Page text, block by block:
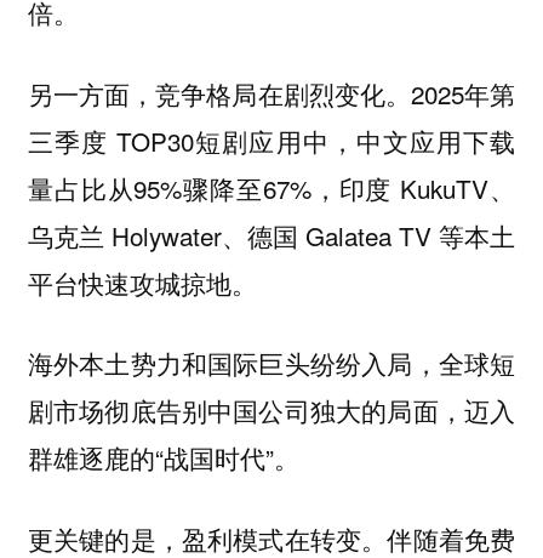
倍。
另一方面，竞争格局在剧烈变化。2025年第
三季度 TOP30短剧应用中，中文应用下载
量占比从95%骤降至67%，印度 KukuTV、
乌克兰 Holywater、德国 Galatea TV 等本土
平台快速攻城掠地。
海外本土势力和国际巨头纷纷入局，全球短
剧市场彻底告别中国公司独大的局面，迈入
群雄逐鹿的“战国时代”。
更关键的是，盈利模式在转变。伴随着免费